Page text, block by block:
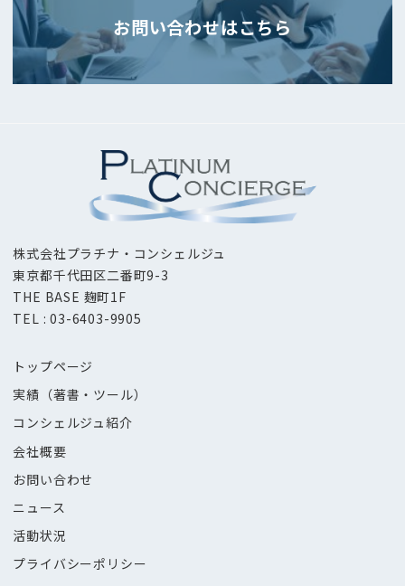
お問い合わせはこちら
株式会社プラチナ・コンシェルジュ
東京都千代田区二番町9-3
THE BASE 麹町1F
TEL : 03-6403-9905
トップページ
実績（著書・ツール）
コンシェルジュ紹介
会社概要
お問い合わせ
ニュース
活動状況
プライバシーポリシー